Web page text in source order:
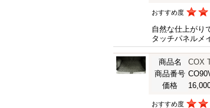
おすすめ度
自然な仕上がり
タッチパネルメ
商品名
COX
商品番号
価格
おすすめ度